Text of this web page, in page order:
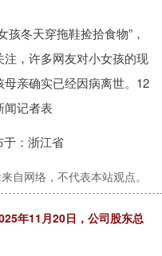
冬天穿拖鞋捡拾食物”，
，许多网友对小女孩的现
亲确实已经因病离世。12
闻记者表
于：浙江省
自网络，不代表本站观点。
年11月20日，公司股东总